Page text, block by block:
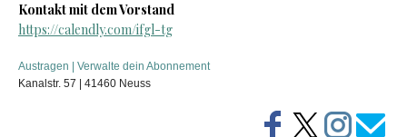
Kontakt mit dem Vorstand
https://calendly.com/ifgl-tg
Austragen
Verwalte dein Abonnement
Kanalstr. 57 | 41460 Neuss